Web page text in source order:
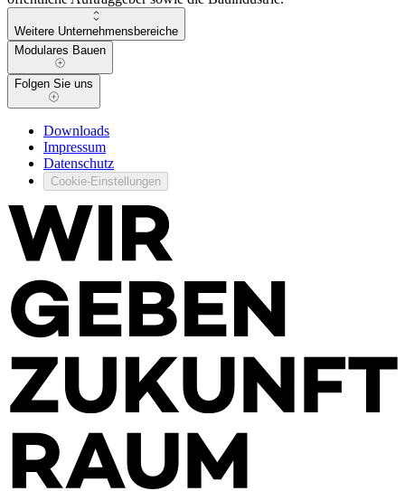
Weitere Unternehmensbereiche
Modulares Bauen
Folgen Sie uns
Downloads
Impressum
Datenschutz
Cookie-Einstellungen